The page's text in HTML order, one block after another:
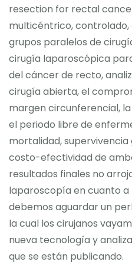
resection for rectal
multicéntrico, controlado,
grupos paralelos de
cirugía laparoscópica
del cáncer de recto,
cirugía abierta, el
margen circunferencial,
el periodo libre de
mortalidad, supervivencia
costo-efectividad de
resultados finales no
laparoscopía en cuanto
debemos aguardar un
la cual los cirujanos
nueva tecnología y
que se están publicando.